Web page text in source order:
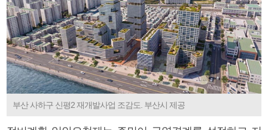
부산 사하구 신평2 재개발사업 조감도. 부산시 제공